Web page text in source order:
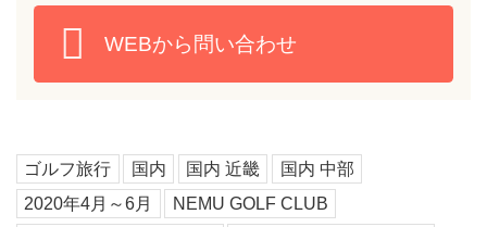
WEBから問い合わせ
ゴルフ旅行 国内 国内 近畿
国内 中部
2020年4月～6月
NEMU GOLF CLUB